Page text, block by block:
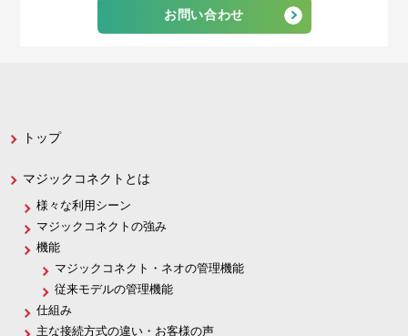
お問い合わせ
トップ
マジックコネクトとは
様々な利用シーン
マジックコネクトの強み
機能
マジックコネクト・ネオの管理機能
従来モデルの管理機能
仕組み
主な接続方式の違い・お客様の声